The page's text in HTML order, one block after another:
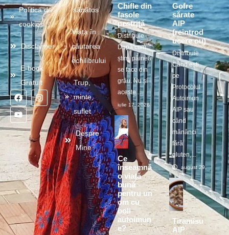
Politica de
cookies
Disclaimer
E-book
Gratuit
sănătos
Viața în
căutarea
echilibrului
Trup,
minte,
suflet
Despre
Mine
Chifle din
fasole
pestriță
Distribuie
După cum
știm, pâinea
se face din
grâu. Nu și
aceste...
iulie 17, 2026
Ce
înseamnă
o viață
bună
pentru un
om cu
boli
autoimun
e?
Gofre
sărate
AIP
(reintrod
ucere ou)
Distribuie
Când ești
pe
Protocolul
Autoimun
AIP sau
când
mănânci
fără
gluten,...
august 29, 2025
Tiramisu
AIP